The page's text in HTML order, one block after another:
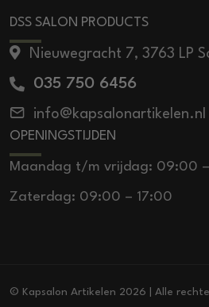
DSS SALON PRODUCTS
Nieuwegracht 7, 3763 LP
035 750 6456
info@kapsalonartikelen.nl
OPENINGSTIJDEN
Maandag t/m vrijdag: 09:00
Zaterdag: 09:00 – 17:00
© Kapsalon Artikelen 2026 | Alle